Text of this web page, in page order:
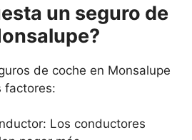
un seguro de
de coche en Monsalupe
factores:
Los conductores